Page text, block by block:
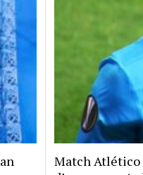
Match Atlético